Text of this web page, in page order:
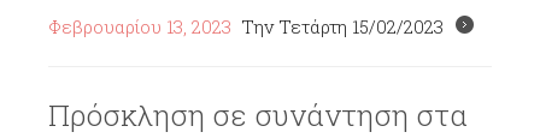
Φεβρουαρίου 13, 2023 Την Τετάρτη 15/02/2023
Πρόσκληση σε συνάντηση στα